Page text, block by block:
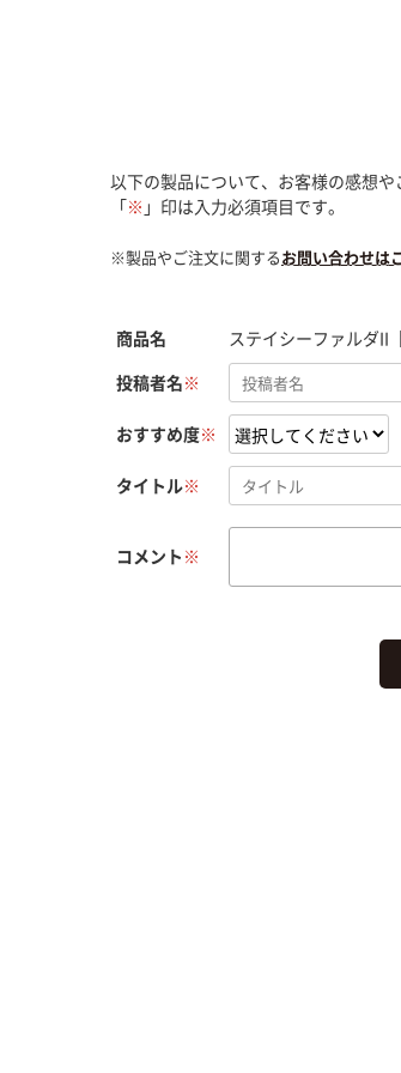
以下の製品について、お客様の感想
「※ 」印は入力必須項目です。
※製品やご注文に関するお問い合わせは
商品名
ステイシーファルダII
投稿者名※
おすすめ度※
タイトル※
コメント ※